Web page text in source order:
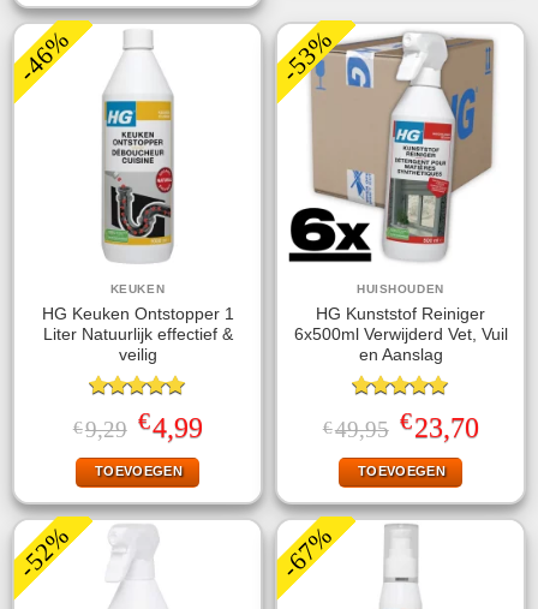
-46%
KEUKEN
HG Keuken Ontstopper 1
Liter Natuurlijk effectief &
veilig
Gewaardeerd
5.00uit 5
€9,29 Oorspronkelijke
prijs
was:
€9,29.
€4,99Huidige
prijs
is:
TOEVOEGEN
-53%
HUISHOUDEN
HG Kunststof Reiniger
6x500ml Verwijderd Vet, Vuil
en Aanslag
Gewaardeerd
5.00uit 5
€49,95 Oorspronkelijke
prijs
was:
€49,95.
€23,70Huidige
prijs
TOEVOEGEN
-52% -67%